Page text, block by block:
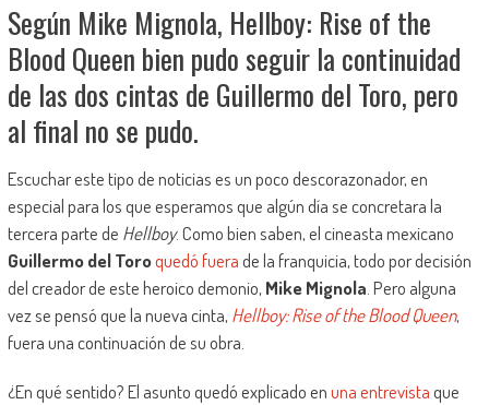
Según Mike Mignola, Hellboy: Rise of the
Blood Queen bien pudo seguir la continuidad
de las dos cintas de Guillermo del Toro, pero
al final no se pudo.
Escuchar este tipo de noticias es un poco descorazonador, en
especial para los que esperamos que algún día se concretara la
tercera parte de Hellboy. Como bien saben, el cineasta mexicano
Guillermo del Toroquedó fuerade la franquicia, todo por decisión
del creador de este heroico demonio, Mike Mignola . Pero alguna
vez se pensó que la nueva cinta, Hellboy: Rise of the Blood Queen,
fuera una continuación de su obra.
¿En qué sentido? El asunto quedó explicado enuna entrevistaque